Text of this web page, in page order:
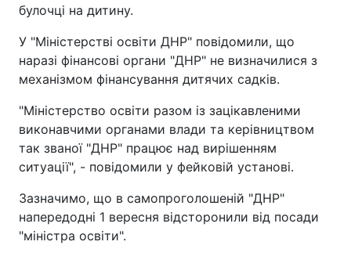
булочці на дитину.
У "Міністерстві освіти ДНР" повідомили, що
наразі фінансові органи "ДНР" не визначилися з
механізмом фінансування дитячих садків.
"Міністерство освіти разом із зацікавленими
виконавчими органами влади та керівництвом
так званої "ДНР" працює над вирішенням
ситуації", - повідомили у фейковій установі.
Зазначимо, що в самопроголошеній "ДНР"
напередодні 1 вересня відсторонили від посади
"міністра освіти".